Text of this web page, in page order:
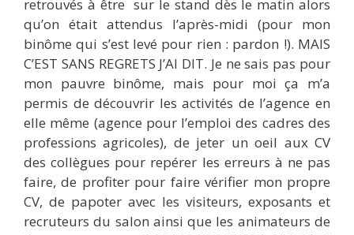
retrouvés à être sur le stand dès le matin alors
qu’on était attendus l’après-midi (pour mon
binôme qui s’est levé pour rien : pardon !). MAIS
C’EST SANS REGRETS J’AI DIT. Je ne sais pas pour
mon pauvre binôme, mais pour moi ça m’a
permis de découvrir les activités de l’agence en
elle même (agence pour l’emploi des cadres des
professions agricoles), de jeter un oeil aux CV
des collègues pour repérer les erreurs à ne pas
faire, de profiter pour faire vérifier mon propre
CV, de papoter avec les visiteurs, exposants et
recruteurs du salon ainsi que les animateurs de